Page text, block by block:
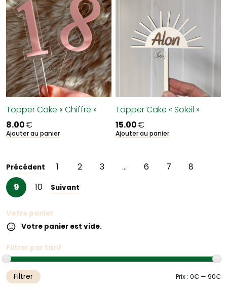
Topper Cake « Chiffre »
8.00€
Ajouter au panier
Topper Cake « Soleil »
15.00€
Ajouter au panier
Précédent 1 2 3 … 6 7
8
9
10 Suivant
Votre panier
Votre panier est vide.
Filtrer par tarif
Filtrer Prix : 0€ — 90€